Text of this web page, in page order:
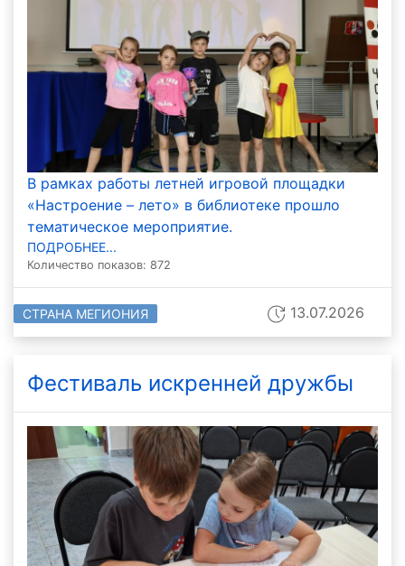
В рамках работы летней игровой площадки
«Настроение – лето» в библиотеке прошло
тематическое мероприятие.
ПОДРОБНЕЕ...
Количество показов: 872
СТРАНА МЕГИОНИЯ 13.07.2026
Фестиваль искренней дружбы